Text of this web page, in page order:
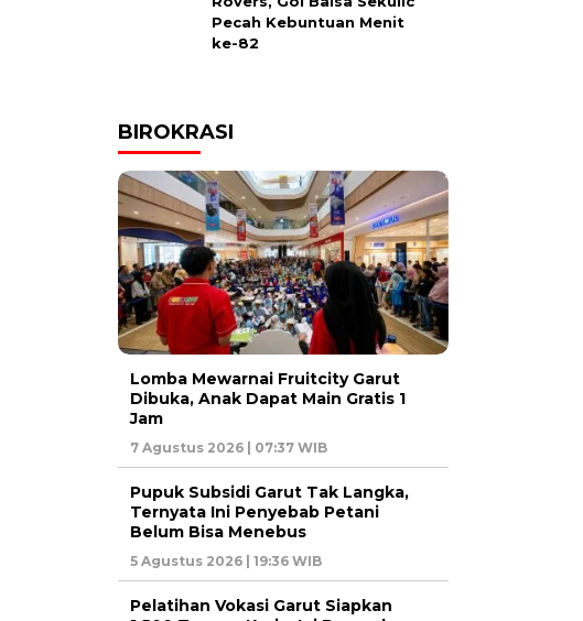
Pecah Kebuntuan Menit
ke-82
BIROKRASI
Lomba Mewarnai Fruitcity Garut
Dibuka, Anak Dapat Main Gratis 1
Jam
7 Agustus 2026 | 07:37 WIB
Pupuk Subsidi Garut Tak Langka,
Ternyata Ini Penyebab Petani
Belum Bisa Menebus
5 Agustus 2026 | 19:36 WIB
Pelatihan Vokasi Garut Siapkan